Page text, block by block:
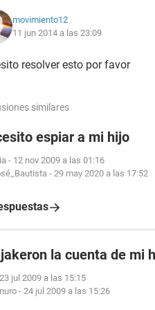
movimiento12
11 jun 2014 a las 23:09
resolver esto por favor
similares
espiar a mi hijo
- 12 nov 2009 a las 01:16
- 29 may 2020 a las 17:52
la cuenta de mi
23 jul 2009 a las 15:15
- 24 jul 2009 a las 15:26